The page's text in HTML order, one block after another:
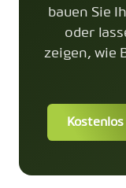
bauen Sie
oder
zeigen, wie